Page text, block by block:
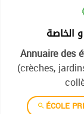
الخاصة
Annuaire des
(crèches,
ÉCOLE